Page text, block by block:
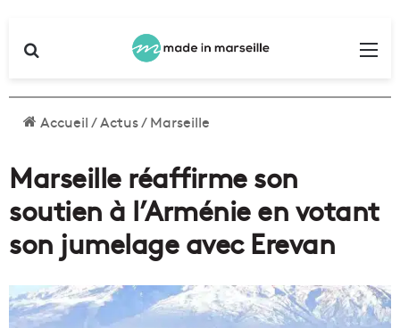
Accueil/Actus/Marseille
Marseille réaffirme son
soutien à l’Arménie en votant
son jumelage avec Erevan